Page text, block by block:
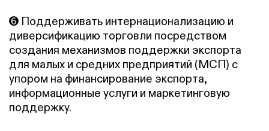
➏ Поддерживать интернационализацию и
диверсификацию торговли посредством
создания механизмов поддержки экспорта
для малых и средних предприятий (МСП) с
упором на финансирование экспорта,
информационные услуги и маркетинговую
поддержку.